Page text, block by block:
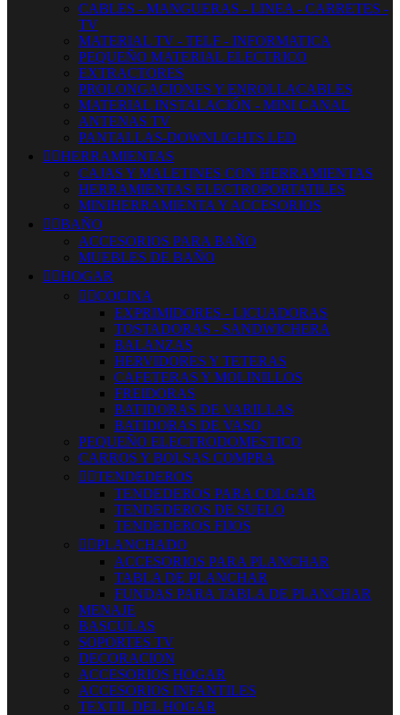
CABLES - MANGUERAS - LINEA - CARRETES -
TV
MATERIAL TV - TELF - INFORMATICA
PEQUEÑO MATERIAL ELECTRICO
EXTRACTORES
PROLONGACIONES Y ENROLLACABLES
MATERIAL INSTALACIÓN - MINI CANAL
ANTENAS TV
PANTALLAS-DOWNLIGHTS LED
 HERRAMIENTAS
CAJAS Y MALETINES CON HERRAMIENTAS
HERRAMIENTAS ELECTROPORTATILES
MINIHERRAMIENTA Y ACCESORIOS
 BAÑO
ACCESORIOS PARA BAÑO
MUEBLES DE BAÑO
 HOGAR
 COCINA
EXPRIMIDORES - LICUADORAS
TOSTADORAS - SANDWICHERA
BALANZAS
HERVIDORES Y TETERAS
CAFETERAS Y MOLINILLOS
FREIDORAS
BATIDORAS DE VARILLAS
BATIDORAS DE VASO
PEQUEÑO ELECTRODOMESTICO
CARROS Y BOLSAS COMPRA
 TENDEDEROS
TENDEDEROS PARA COLGAR
TENDEDEROS DE SUELO
TENDEDEROS FIJOS
 PLANCHADO
ACCESORIOS PARA PLANCHAR
TABLA DE PLANCHAR
FUNDAS PARA TABLA DE PLANCHAR
MENAJE
BASCULAS
SOPORTES TV
DECORACION
ACCESORIOS HOGAR
ACCESORIOS INFANTILES
TEXTIL DEL HOGAR